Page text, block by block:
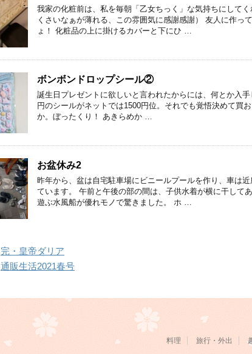
我家の化粧前は、私を毎朝「乙女ちっく」な気持ちにして
くさいなぁが薄れる、この雰囲気に感謝感謝） 友人に作っ
ょ！ 化粧品の上に掛けるカバーと下にひ …
ボンボンドロップシール②
誕生日プレゼントに欲しいと言われたからには、何とか入
円のシールがネットでは1500円位。それでも覚悟決めて買
か。ぼったくり！ あきらめか …
お盆休み2
昨年から、盆は自宅駐車場にビニールプールを作り、車は
ています。 午前と午後の部の間は、子供水着が横に干して
遊ぶ水風船が優れモノで驚きました。 ホ …
完・皇帝ダリア
通販生活2021春号
料理 旅行・外出